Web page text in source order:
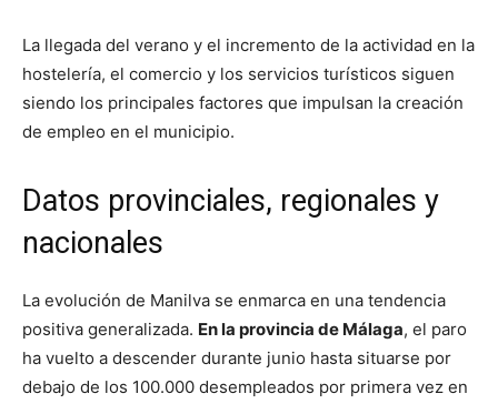
La llegada del verano y el incremento de la actividad en la
hostelería, el comercio y los servicios turísticos siguen
siendo los principales factores que impulsan la creación
de empleo en el municipio.
Datos provinciales, regionales y
nacionales
La evolución de Manilva se enmarca en una tendencia
positiva generalizada. En la provincia de Málaga, el paro
ha vuelto a descender durante junio hasta situarse por
debajo de los 100.000 desempleados por primera vez en